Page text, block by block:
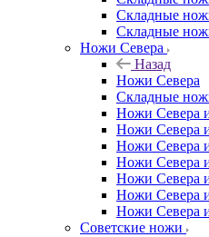
Складные
Складные
Ножи Севера
Назад
Ножи Севера
Складные
Ножи Севера
Ножи Севера
Ножи Севера
Ножи Севера
Ножи Севера
Ножи Севера
Ножи Севера
Советские ножи